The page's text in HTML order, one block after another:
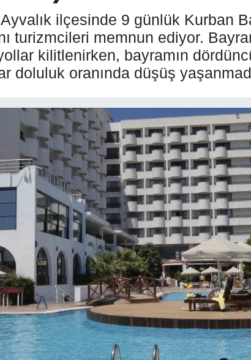
ilçesinde 9 günlük Kurban
turizmcileri memnun ediyor.
kilitlenirken, bayramın
doluluk oranında düşüş